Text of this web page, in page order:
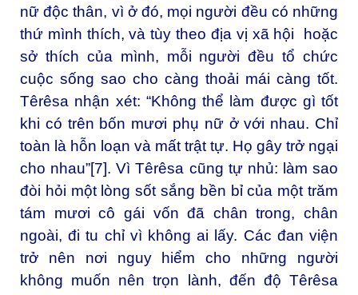
nữ độc thân, vì ở đó, mọi người đều có những
thứ mình thích, và tùy theo địa vị xã hội hoặc
sở thích của mình, mỗi người đều tổ chức
cuộc sống sao cho càng thoải mái càng tốt.
Têrêsa nhận xét: “Không thể làm được gì tốt
khi có trên bốn mươi phụ nữ ở với nhau. Chỉ
toàn là hỗn loạn và mất trật tự. Họ gây trở ngại
cho nhau”[7]. Vì Têrêsa cũng tự nhủ: làm sao
đòi hỏi một lòng sốt sắng bền bỉ của một trăm
tám mươi cô gái vốn đã chân trong, chân
ngoài, đi tu chỉ vì không ai lấy. Các đan viện
trở nên nơi nguy hiểm cho những người
không muốn nên trọn lành, đến độ Têrêsa